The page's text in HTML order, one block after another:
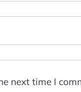
next time I